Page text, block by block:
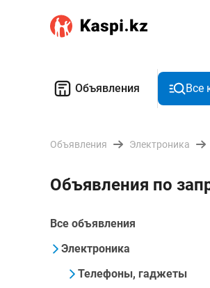
Объявления Все
Объявления Электроника
Объявления по
Все объявления
Электроника
Телефоны, гаджеты